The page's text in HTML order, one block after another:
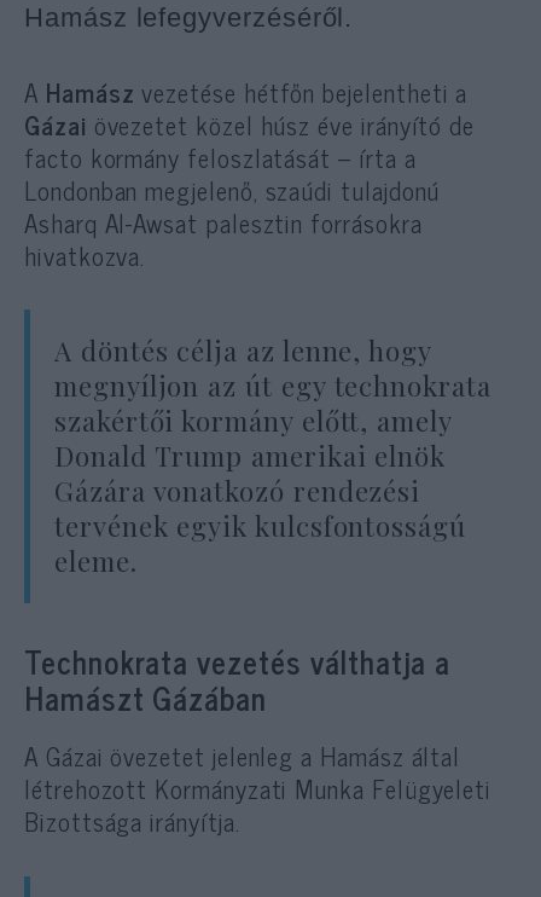
Hamász lefegyverzéséről.
A Hamász vezetése hétfőn bejelentheti a
Gázai övezetet közel húsz éve irányító de
facto kormány feloszlatását – írta a
Londonban megjelenő, szaúdi tulajdonú
Asharq Al-Awsat palesztin forrásokra
hivatkozva.
A döntés célja az lenne, hogy
megnyíljon az út egy technokrata
szakértői kormány előtt, amely
Donald Trump amerikai elnök
Gázára vonatkozó rendezési
tervének egyik kulcsfontosságú
eleme.
Technokrata vezetés válthatja a
Hamászt Gázában
A Gázai övezetet jelenleg a Hamász által
létrehozott Kormányzati Munka Felügyeleti
Bizottsága irányítja.